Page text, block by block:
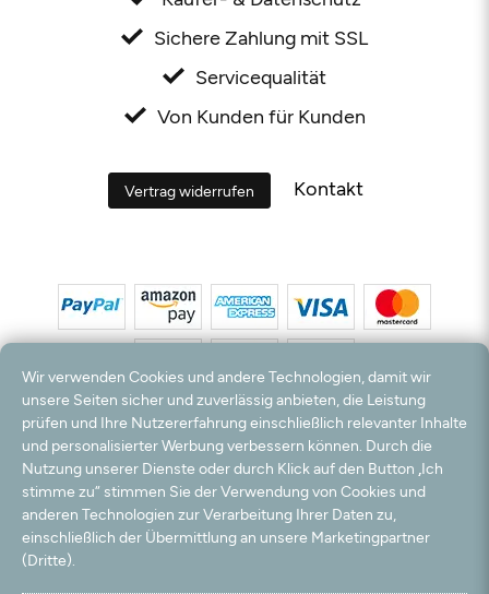
Sichere Zahlung mit SSL
Servicequalität
Von Kunden für Kunden
Vertrag widerrufen Kontakt
*Alle Preise inkl. MwSt. und zzgl. Versandkosten. **Kostenloser Versand und Rückversand
nur innerhalb Deutschlands und Österreichs.
Hinweis:Wir nutzen Ihre E-Mail Adresse für werbliche Zwecke, die jederzeit widerrufen
werden können. Ihre Daten werden nicht an Dritte weitergegeben.
© 2003 - 2026 Teppichversand24 GmbH / Alle Rechte vorbehalten. powered by
createyourtemplate
Wir verwenden Cookies und andere Technologien, damit wir
unsere Seiten sicher und zuverlässig anbieten, die Leistung
prüfen und Ihre Nutzererfahrung einschließlich relevanter Inhalte
und personalisierter Werbung verbessern können. Durch die
Nutzung unserer Dienste oder durch Klick auf den Button „Ich
stimme zu“ stimmen Sie der Verwendung von Cookies und
anderen Technologien zur Verarbeitung Ihrer Daten zu,
einschließlich der Übermittlung an unsere Marketingpartner
(Dritte).